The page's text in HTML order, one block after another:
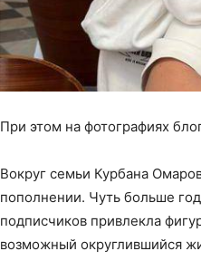
При этом на фотографиях
Вокруг семьи Курбана
пополнении. Чуть больше
подписчиков привлекла
возможный округлившийся